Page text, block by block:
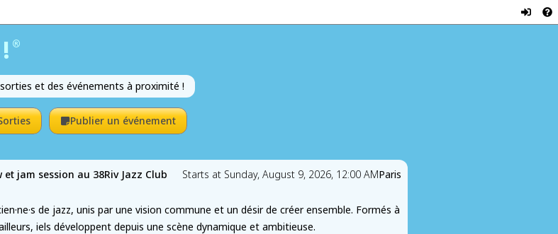
®
et des événements à proximité !
Publier un événement
jam session au 38Riv Jazz Club Starts at Sunday, August 9, 2026, 12:00 AMParis
de jazz, unis par une vision commune et un désir de créer ensemble. Formés à
iels développent depuis une scène dynamique et ambitieuse.